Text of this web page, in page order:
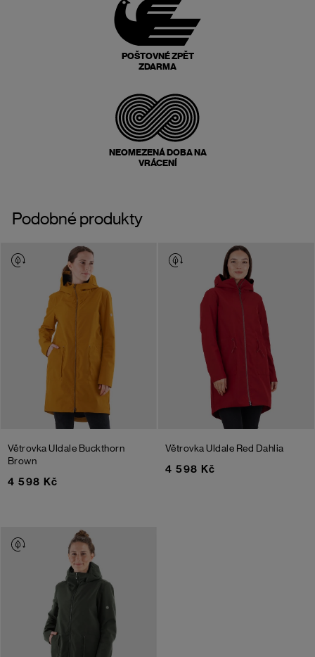
POŠTOVNÉ ZPĚT
ZDARMA
NEOMEZENÁ DOBA NA
VRÁCENÍ
Podobné produkty
Větrovka Uldale Buckthorn
Brown
4 598 Kč
Větrovka Uldale Red Dahlia
4 598 Kč